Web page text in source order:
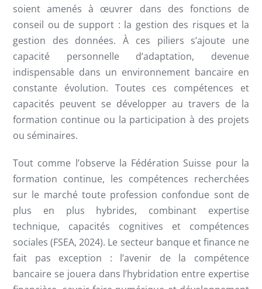
soient amenés à œuvrer dans des fonctions de
conseil ou de support : la gestion des risques et la
gestion des données. À ces piliers s’ajoute une
capacité personnelle d’adaptation, devenue
indispensable dans un environnement bancaire en
constante évolution. Toutes ces compétences et
capacités peuvent se développer au travers de la
formation continue ou la participation à des projets
ou séminaires.
Tout comme l’observe la Fédération Suisse pour la
formation continue, les compétences recherchées
sur le marché toute profession confondue sont de
plus en plus hybrides, combinant expertise
technique, capacités cognitives et compétences
sociales (FSEA, 2024). Le secteur banque et finance ne
fait pas exception : l’avenir de la compétence
bancaire se jouera dans l’hybridation entre expertise